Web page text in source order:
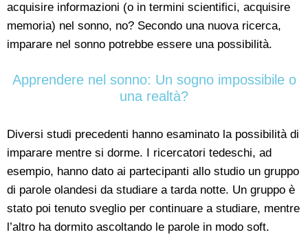
acquisire informazioni (o in termini scientifici, acquisire
memoria) nel sonno, no? Secondo una nuova ricerca,
imparare nel sonno potrebbe essere una possibilità.
Apprendere nel sonno: Un sogno impossibile o
una realtà?
Diversi studi precedenti hanno esaminato la possibilità di
imparare mentre si dorme. I ricercatori tedeschi, ad
esempio, hanno dato ai partecipanti allo studio un gruppo
di parole olandesi da studiare a tarda notte. Un gruppo è
stato poi tenuto sveglio per continuare a studiare, mentre
l’altro ha dormito ascoltando le parole in modo soft.